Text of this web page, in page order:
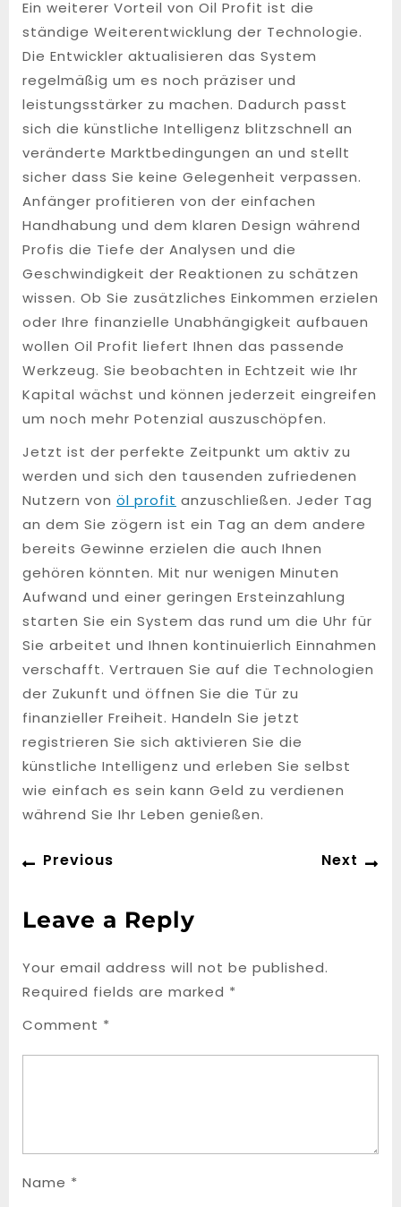
Ein weiterer Vorteil von Oil Profit ist die
ständige Weiterentwicklung der Technologie.
Die Entwickler aktualisieren das System
regelmäßig um es noch präziser und
leistungsstärker zu machen. Dadurch passt
sich die künstliche Intelligenz blitzschnell an
veränderte Marktbedingungen an und stellt
sicher dass Sie keine Gelegenheit verpassen.
Anfänger profitieren von der einfachen
Handhabung und dem klaren Design während
Profis die Tiefe der Analysen und die
Geschwindigkeit der Reaktionen zu schätzen
wissen. Ob Sie zusätzliches Einkommen erzielen
oder Ihre finanzielle Unabhängigkeit aufbauen
wollen Oil Profit liefert Ihnen das passende
Werkzeug. Sie beobachten in Echtzeit wie Ihr
Kapital wächst und können jederzeit eingreifen
um noch mehr Potenzial auszuschöpfen.
Jetzt ist der perfekte Zeitpunkt um aktiv zu
werden und sich den tausenden zufriedenen
Nutzern von öl profit anzuschließen. Jeder Tag
an dem Sie zögern ist ein Tag an dem andere
bereits Gewinne erzielen die auch Ihnen
gehören könnten. Mit nur wenigen Minuten
Aufwand und einer geringen Ersteinzahlung
starten Sie ein System das rund um die Uhr für
Sie arbeitet und Ihnen kontinuierlich Einnahmen
verschafft. Vertrauen Sie auf die Technologien
der Zukunft und öffnen Sie die Tür zu
finanzieller Freiheit. Handeln Sie jetzt
registrieren Sie sich aktivieren Sie die
künstliche Intelligenz und erleben Sie selbst
wie einfach es sein kann Geld zu verdienen
während Sie Ihr Leben genießen.
navigation
Previous Next
Leave a Reply
Your email address will not be published.
Required fields are marked *
Comment *
Name *